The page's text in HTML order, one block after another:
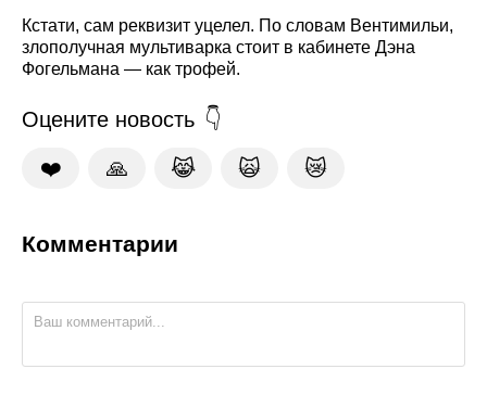
Кстати, сам реквизит уцелел. По словам Вентимильи,
злополучная мультиварка стоит в кабинете Дэна
Фогельмана — как трофей.
Оцените новость
❤️ 🙏 😹 🙀 😿
Комментарии